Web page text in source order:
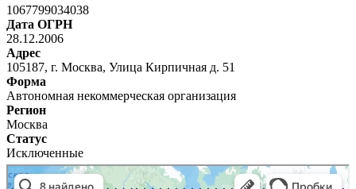
1067799034038
Дата ОГРН
28.12.2006
Адрес
105187, г. Москва, Улица Кирпичная д. 51
Форма
Автономная некоммерческая организация
Регион
Москва
Статус
Исключенные